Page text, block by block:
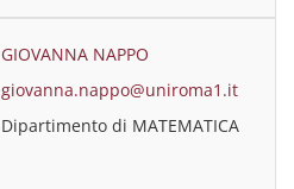
GIOVANNA NAPPO
giovanna.nappo@uniroma1.it
Dipartimento di MATEMATICA